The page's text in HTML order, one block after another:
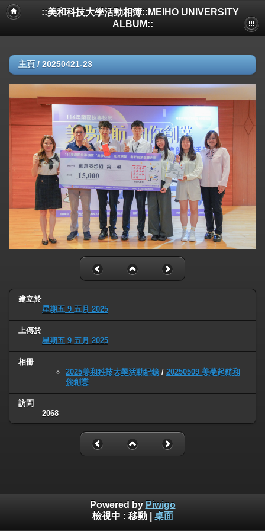
::美和科技大學活動相簿::MEIHO UNIVERSITY
ALBUM::
主頁 / 20250421-23
建立於
星期五 9 五月 2025
上傳於
星期五 9 五月 2025
相冊
2025美和科技大學活動紀錄 / 20250509 美夢起航和
你創業
訪問
2068
Powered by Piwigo
檢視中 : 移動| 桌面